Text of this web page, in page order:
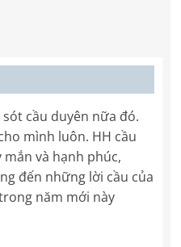
cầu duyên nữa đó.
mình luôn. HH cầu
và hạnh phúc,
đến những lời cầu của
năm mới này